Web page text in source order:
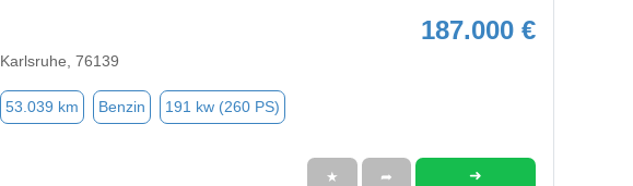
187.000 €
Karlsruhe, 76139
53.039 km Benzin 191 kw (260 PS)
★ ➦ ➜